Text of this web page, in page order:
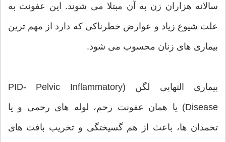
سالانه هزاران زن به آن مبتلا می شوند. این عفونت به
علت شیوع زیاد و عوارض خطرناکی که دارد از مهم ترین
بیماری های زنان محسوب می شود.
بیماری التهابی لگن (PID- Pelvic Inflammatory
Disease) یا همان عفونت رحم، لوله های رحمی و یا
تخمدان ها، باعث از هم گسیختگی و تخریب بافت های